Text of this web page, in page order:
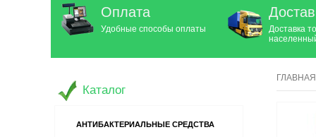
Оплата
Удобные способы оплаты
Доставка
ГЛАВНАЯ
Каталог
АНТИБАКТЕРИАЛЬНЫЕ СРЕДСТВА